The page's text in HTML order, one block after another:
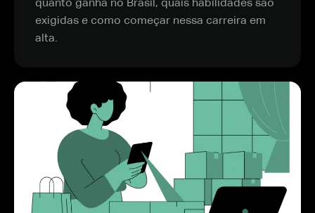
exigidas e como começar nessa carreira em
alta.